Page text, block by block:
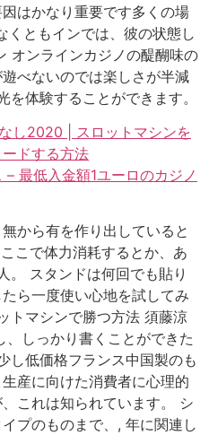
はかなり重要です多くの場
ともインでは、彼の状態し
オンラインカジノの醍醐味の
べないのでは楽しさが半減
を体験することができます。
し2020 | スロットマシンを
ドする方法
最低入金額1ユーロのカジノ
から有を作り出していると
こで体力消耗するとか、あ
。 スタンドは何回でも貼り
ら一度使い心地を試してみ
トマシンで勝つ方法 須藤涼
しっかり書くことができた
し低価格フランス中国製のも
産に向けた消費者に心理的
これは知られています。 シ
プのものまで、, 年に関連し